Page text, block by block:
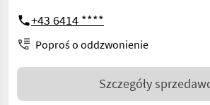
+43 6414 ****
Poproś o oddzwonienie
Szczegóły